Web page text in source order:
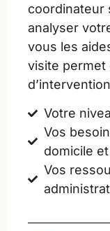
coordinateur
analyser
vous les
visite permet
Votre
Vos
domicile
Vos